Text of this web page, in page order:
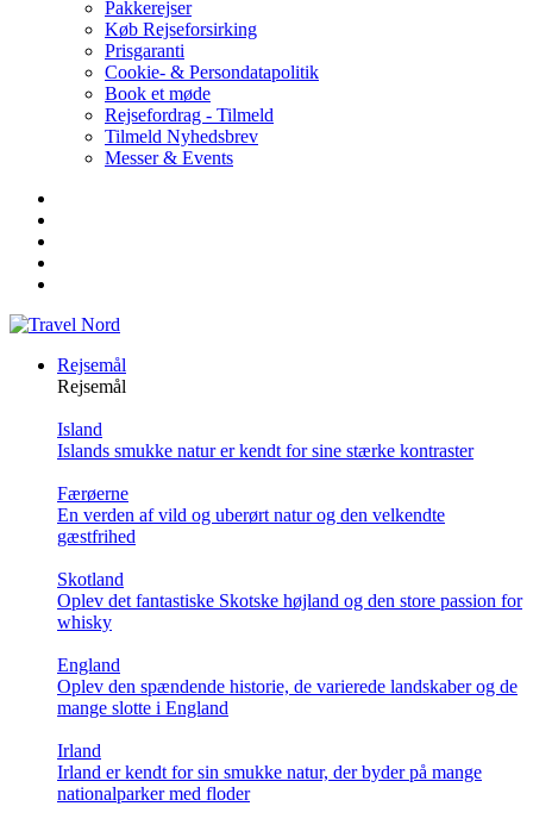
Pakkerejser
Køb Rejseforsirking
Prisgaranti
Cookie- & Persondatapolitik
Book et møde
Rejsefordrag - Tilmeld
Tilmeld Nyhedsbrev
Messer & Events
Rejsemål
Rejsemål
Island
Islands smukke natur er kendt for sine stærke kontraster
Færøerne
En verden af vild og uberørt natur og den velkendte
gæstfrihed
Skotland
Oplev det fantastiske Skotske højland og den store passion for
whisky
England
Oplev den spændende historie, de varierede landskaber og de
mange slotte i England
Irland
Irland er kendt for sin smukke natur, der byder på mange
nationalparker med floder